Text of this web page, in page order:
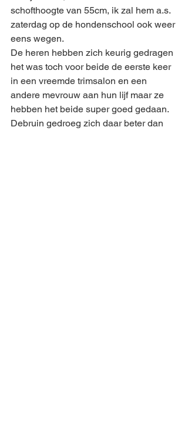
schofthoogte van 55cm, ik zal hem a.s.
zaterdag op de hondenschool ook weer
eens wegen.
De heren hebben zich keurig gedragen
het was toch voor beide de eerste keer
in een vreemde trimsalon en een
andere mevrouw aan hun lijf maar ze
hebben het beide super goed gedaan.
Debruin gedroeg zich daar beter dan